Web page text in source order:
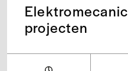
projecten